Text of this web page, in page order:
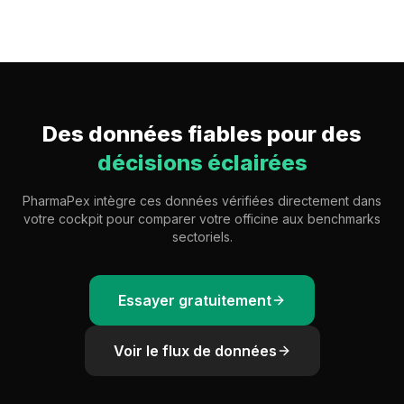
Des données fiables pour des
décisions éclairées
PharmaPex intègre ces données vérifiées directement dans
votre cockpit pour comparer votre officine aux benchmarks
sectoriels.
Essayer gratuitement
Voir le flux de données